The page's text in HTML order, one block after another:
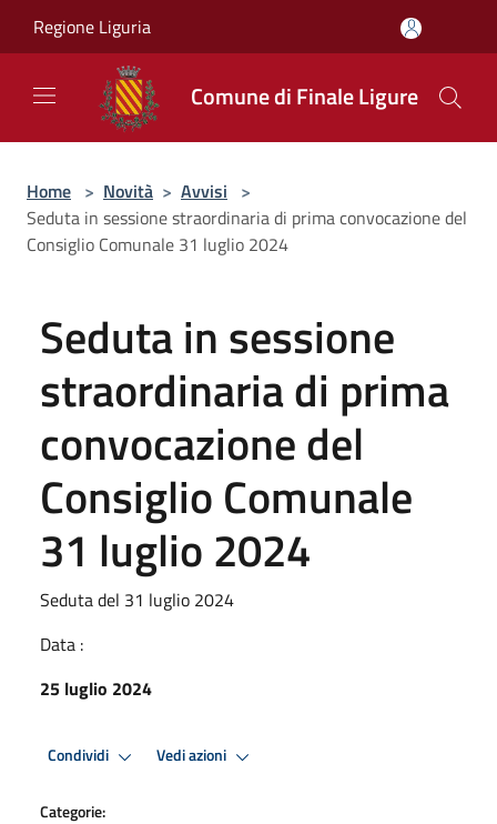
Regione Liguria
Comune di Finale Ligure
Home > Novità > Avvisi >
Seduta in sessione straordinaria di prima convocazione del
Consiglio Comunale 31 luglio 2024
Seduta in sessione
straordinaria di prima
convocazione del
Consiglio Comunale
31 luglio 2024
Seduta del 31 luglio 2024
Data :
25 luglio 2024
Condividi Vedi azioni
Categorie: